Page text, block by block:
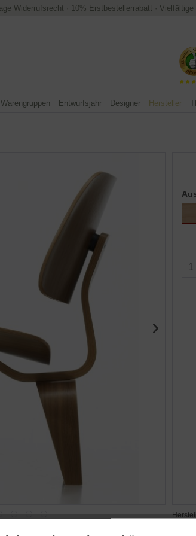
Widerrufsrecht · 10% Erstbestellerrabatt · Vielfältige
Warengruppen Entwurfsjahr Designer Hersteller